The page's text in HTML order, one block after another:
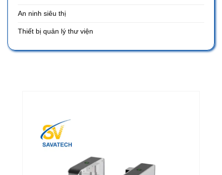
An ninh siêu thị
Thiết bị quản lý thư viện